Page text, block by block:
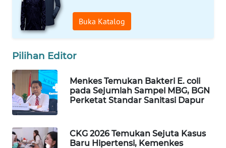
Buka Katalog
Pilihan Editor
Menkes Temukan Bakteri E. coli
pada Sejumlah Sampel MBG, BGN
Perketat Standar Sanitasi Dapur
CKG 2026 Temukan Sejuta Kasus
Baru Hipertensi, Kemenkes
WN
NATUNA
WN
BINTAN
WN
MANDALIKA
WN
LIKUPANG